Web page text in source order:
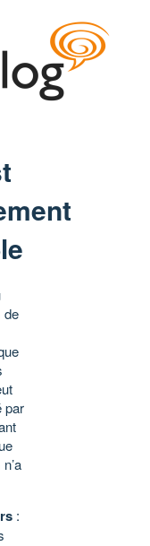
de
par
: